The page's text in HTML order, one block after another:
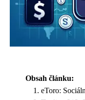
Obsah článku:
eToro: